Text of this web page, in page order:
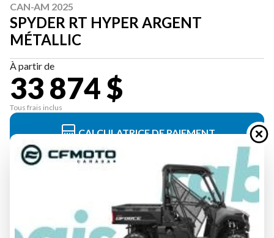
CAN-AM 2025
SPYDER RT HYPER ARGENT
MÉTALLIC
À partir de
33 874 $
Tous frais inclus
CALCULATRICE DE PAIEMENT